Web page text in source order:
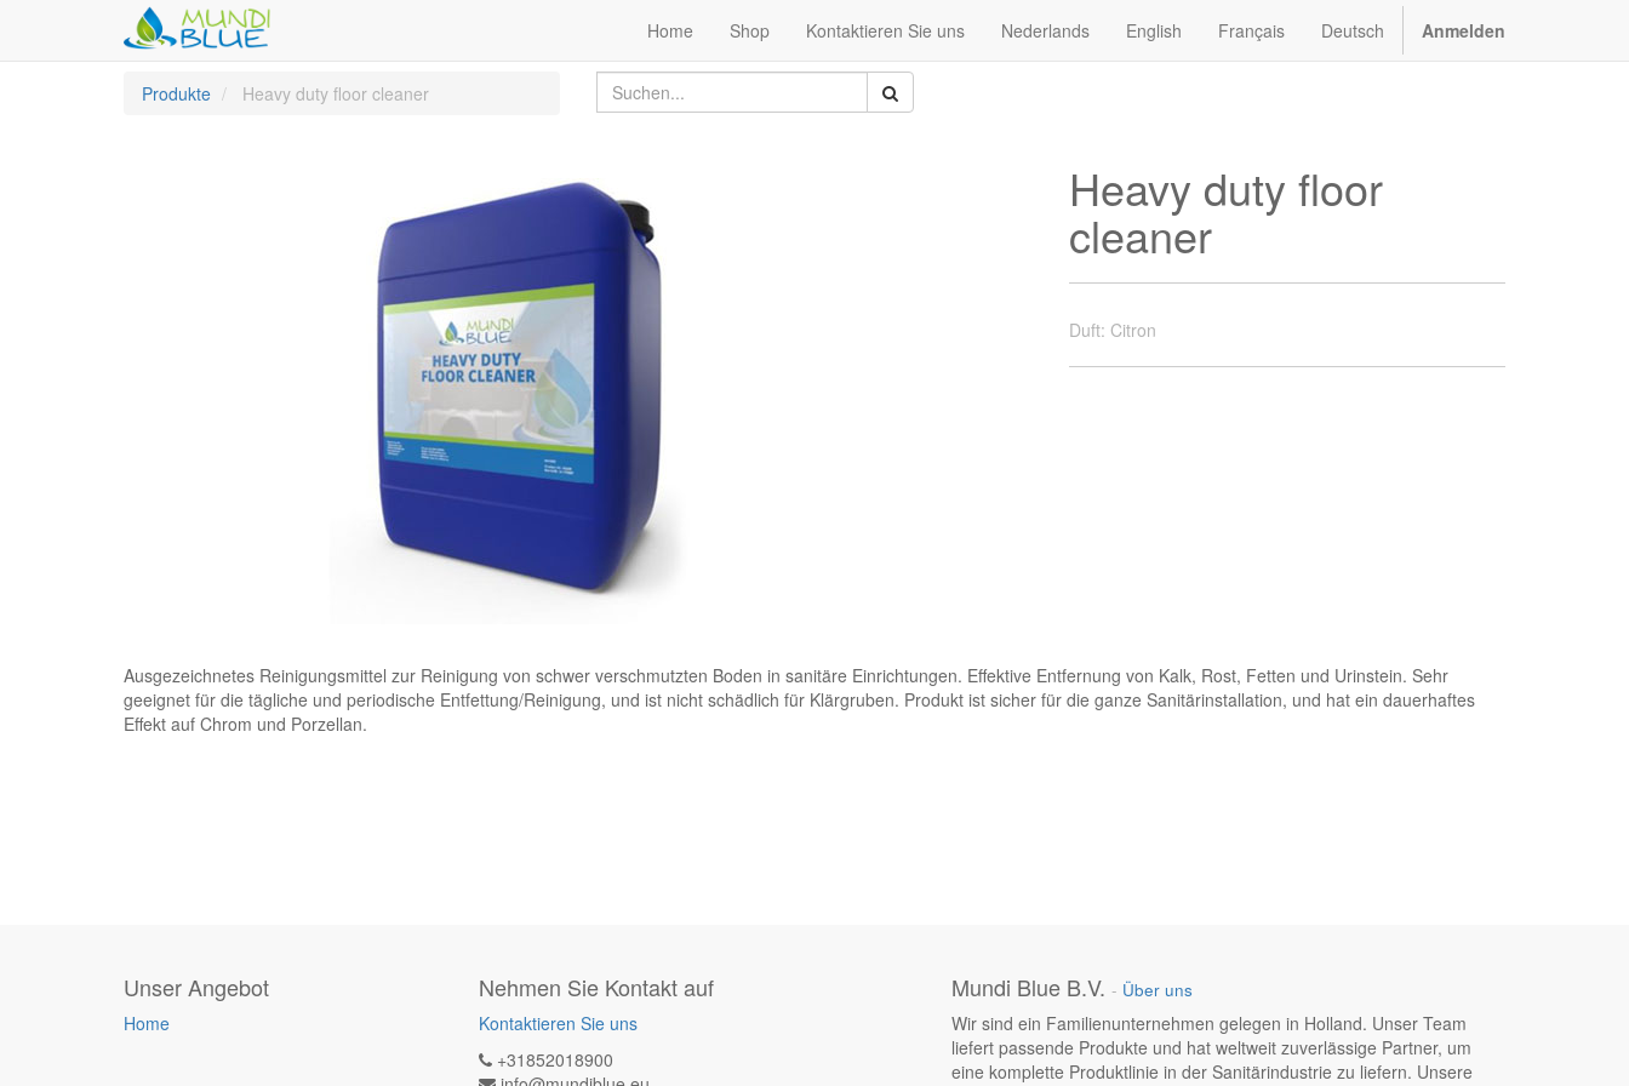
Home Shop Kontaktieren Sie uns Nederlands English Français Deutsch Anmelden
Produkte Heavy duty floor cleaner
Heavy duty floor
cleaner
Duft: Citron
Ausgezeichnetes Reinigungsmittel zur Reinigung von schwer verschmutzten Boden in sanitäre Einrichtungen. Effektive Entfernung von Kalk, Rost, Fetten und Urinstein. Sehr
geeignet für die tägliche und periodische Entfettung/Reinigung, und ist nicht schädlich für Klärgruben. Produkt ist sicher für die ganze Sanitärinstallation, und hat ein dauerhaftes
Effekt auf Chrom und Porzellan.
Unser Angebot
Home
Nehmen Sie Kontakt auf
Kontaktieren Sie uns
+31852018900
Mundi Blue B.V. - Über uns
Wir sind ein Familienunternehmen gelegen in Holland. Unser Team
liefert passende Produkte und hat weltweit zuverlässige Partner, um
eine komplette Produktlinie in der Sanitärindustrie zu liefern. Unsere